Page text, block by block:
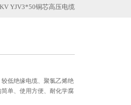
YJV3*50铜芯高压电缆
低绝缘电缆、聚氯乙烯绝
单、使用方便、耐化学腐